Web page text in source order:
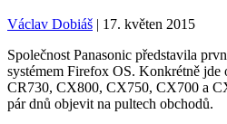
Václav Dobiáš | 17. květen 2015
Společnost Panasonic představila
systémem Firefox OS. Konkrétně
CR730, CX800, CX750, CX700 a
pár dnů objevit na pultech obchodů.